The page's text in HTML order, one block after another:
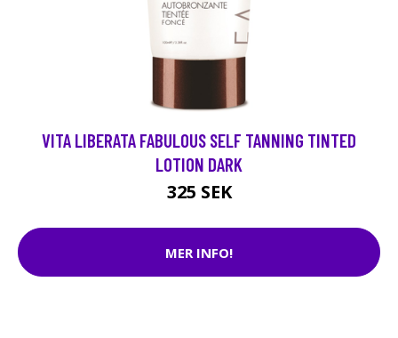
VITA LIBERATA FABULOUS SELF TANNING TINTED
LOTION DARK
325 SEK
MER INFO!